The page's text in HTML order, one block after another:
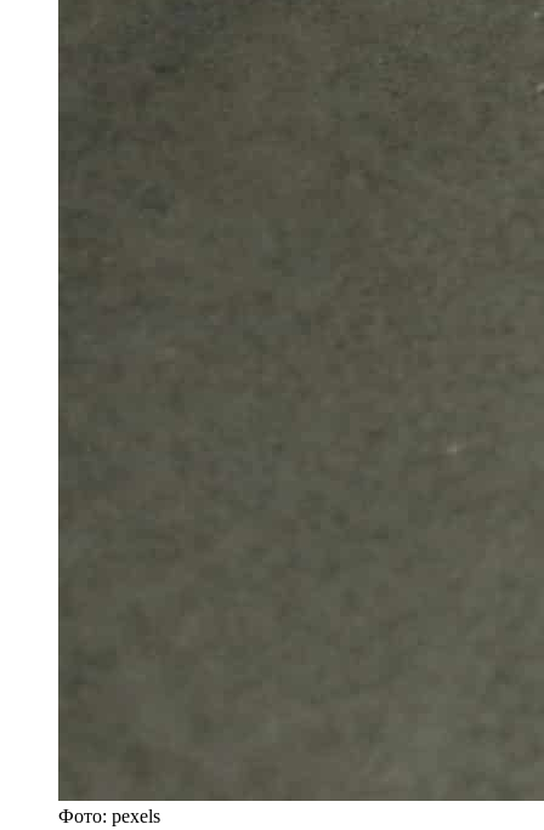
Фото: pexels